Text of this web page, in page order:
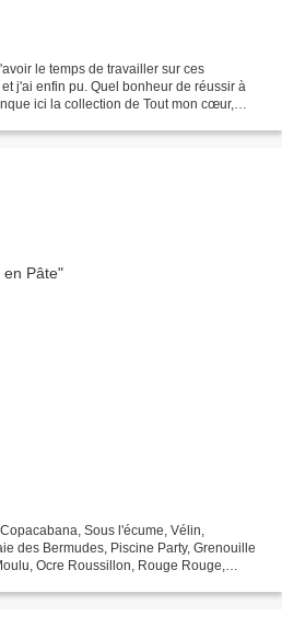
le temps de travailler sur ces
j'ai enfin pu. Quel bonheur de réussir à
ici la collection de Tout mon cœur,
Sous l'écume, Vélin,
des Bermudes, Piscine Party, Grenouille
Ocre Roussillon, Rouge Rouge,